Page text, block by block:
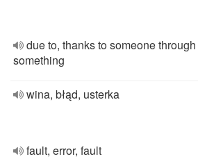
due to, thanks to someone through
something
wina, błąd, usterka
fault, error, fault